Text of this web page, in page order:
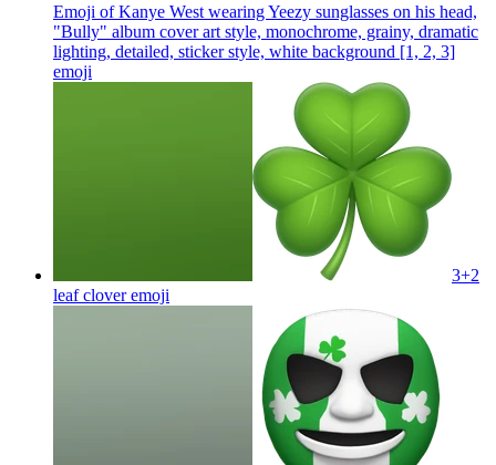
Emoji of Kanye West wearing Yeezy sunglasses on his head,
"Bully" album cover art style, monochrome, grainy, dramatic
lighting, detailed, sticker style, white background [1, 2, 3]
emoji
3+2
leaf cloveremoji